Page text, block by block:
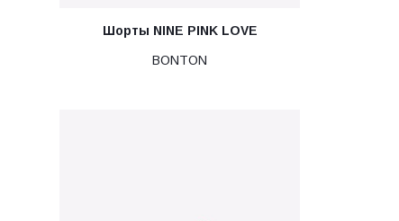
Шорты NINE PINK LOVE
BONTON